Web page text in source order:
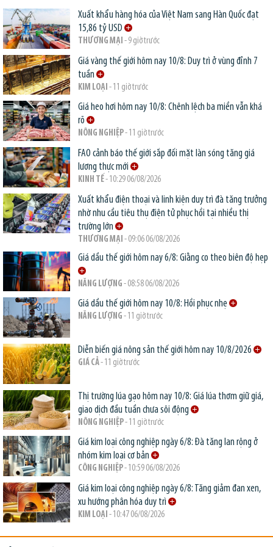
Xuất khẩu hàng hóa của Việt Nam sang Hàn Quốc đạt
15,86 tỷ USD
THƯƠNG MẠI - 9 giờ trước
Giá vàng thế giới hôm nay 10/8: Duy trì ở vùng đỉnh 7
tuần
KIM LOẠI - 11 giờ trước
Giá heo hơi hôm nay 10/8: Chênh lệch ba miền vẫn khá
rõ
NÔNG NGHIỆP- 11 giờ trước
FAO cảnh báo thế giới sắp đối mặt làn sóng tăng giá
lương thực mới
KINH TẾ- 10:29 06/08/2026
Xuất khẩu điện thoại và linh kiện duy trì đà tăng trưởng
nhờ nhu cầu tiêu thụ điện tử phục hồi tại nhiều thị
trường lớn
THƯƠNG MẠI - 09:06 06/08/2026
Giá dầu thế giới hôm nay 6/8: Giằng co theo biên độ hẹp
NĂNG LƯỢNG - 08:58 06/08/2026
Giá dầu thế giới hôm nay 10/8: Hồi phục nhẹ
NĂNG LƯỢNG - 11 giờ trước
Diễn biến giá nông sản thế giới hôm nay 10/8/2026
GIÁ CẢ- 11 giờ trước
Thị trường lúa gạo hôm nay 10/8: Giá lúa thơm giữ giá,
giao dịch đầu tuần chưa sôi động
NÔNG NGHIỆP- 11 giờ trước
Giá kim loại công nghiệp ngày 6/8: Đà tăng lan rộng ở
nhóm kim loại cơ bản
CÔNG NGHIỆP- 10:59 06/08/2026
Giá kim loại công nghiệp ngày 6/8: Tăng giảm đan xen,
xu hướng phân hóa duy trì
KIM LOẠI - 10:47 06/08/2026